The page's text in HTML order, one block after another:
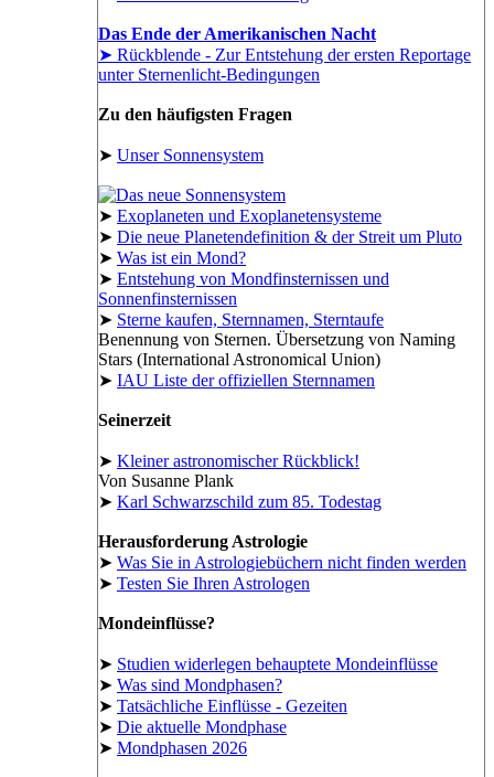
Das Ende der Amerikanischen Nacht
➤ Rückblende - Zur Entstehung der ersten Reportage
unter Sternenlicht-Bedingungen
Zu den häufigsten Fragen
➤ Unser Sonnensystem
➤ Exoplaneten und Exoplanetensysteme
➤ Die neue Planetendefinition & der Streit um Pluto
➤ Was ist ein Mond?
➤ Entstehung von Mondfinsternissen und
Sonnenfinsternissen
➤ Sterne kaufen, Sternnamen, Sterntaufe
Benennung von Sternen. Übersetzung von Naming
Stars (International Astronomical Union)
➤ IAU Liste der offiziellen Sternnamen
Seinerzeit
➤ Kleiner astronomischer Rückblick!
Von Susanne Plank
➤ Karl Schwarzschild zum 85. Todestag
Herausforderung Astrologie
➤ Was Sie in Astrologiebüchern nicht finden werden
➤ Testen Sie Ihren Astrologen
Mondeinflüsse?
➤ Studien widerlegen behauptete Mondeinflüsse
➤ Was sind Mondphasen?
➤ Tatsächliche Einflüsse - Gezeiten
➤ Die aktuelle Mondphase
➤ Mondphasen 2026